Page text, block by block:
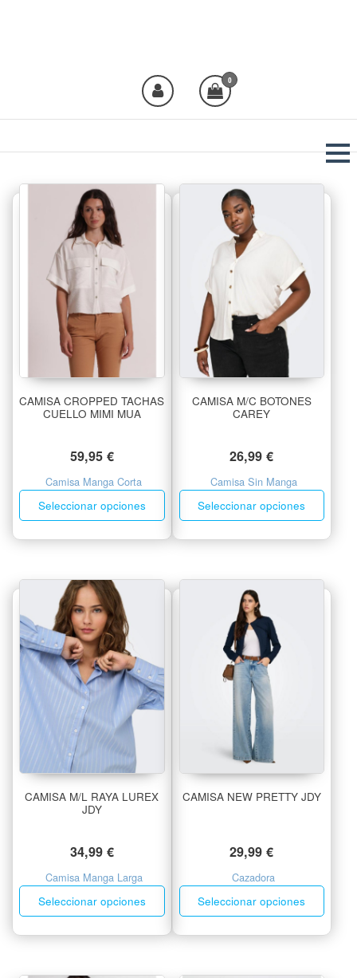
0
CAMISA CROPPED TACHAS
CUELLO MIMI MUA
59,95 €
Camisa Manga Corta
Seleccionar opciones
CAMISA M/C BOTONES
CAREY
26,99€
Camisa Sin Manga
Seleccionar opciones
CAMISA M/L RAYA LUREX
JDY
34,99 €
Camisa Manga Larga
Seleccionar opciones
CAMISA NEW PRETTY JDY
29,99€
Cazadora
Seleccionar opciones